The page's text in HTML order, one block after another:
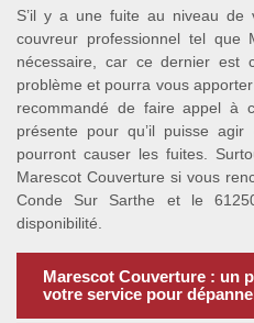
S’il y a une fuite au niveau de
couvreur professionnel tel que
nécessaire, car ce dernier est
problème et pourra vous
recommandé de faire appel à
présente pour qu’il puisse
pourront causer les fuites.
Marescot Couverture si vous
Conde Sur Sarthe et le
disponibilité.
Marescot Couverture : un
votre service pour